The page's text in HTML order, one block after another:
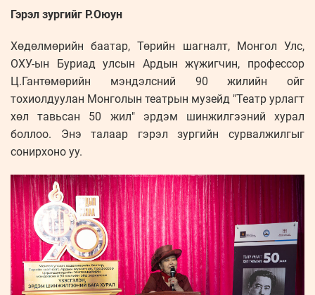
Гэрэл зургийг Р.Оюун
Хөдөлмөрийн баатар, Төрийн шагналт, Монгол Улс,
ОХУ-ын Буриад улсын Ардын жүжигчин, профессор
Ц.Гантөмөрийн мэндэлсний 90 жилийн ойг
тохиолдуулан Монголын театрын музейд "Театр урлагт
хөл тавьсан 50 жил" эрдэм шинжилгээний хурал
боллоо. Энэ талаар гэрэл зургийн сурвалжилгыг
сонирхоно уу.